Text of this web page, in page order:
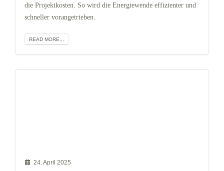
die Projektkosten. So wird die Energiewende effizienter und
schneller vorangetrieben.
READ MORE...
24. April 2025